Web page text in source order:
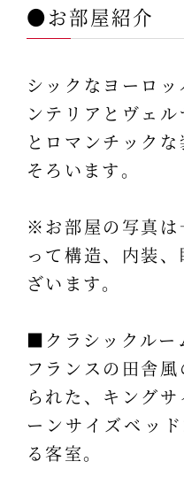
●お部屋紹介
シックなヨーロ
ンテリアとヴェ
とロマンチック
そろいます。
※お部屋の写真は
って構造、内装
ざいます。
■クラシックル
フランスの田舎
られた、キング
ーンサイズベッ
る客室。